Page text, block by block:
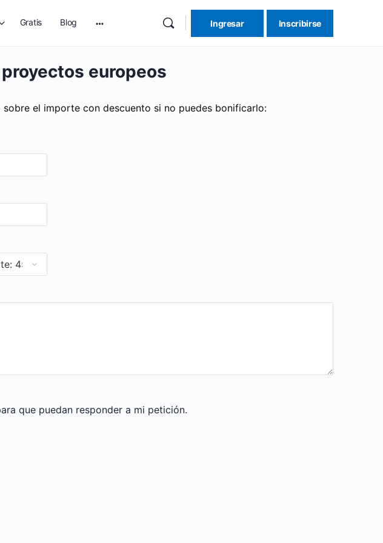
Gratis Blog Ingresar Inscribirse
europeos
el importe con descuento si no puedes bonificarlo:
que puedan responder a mi petición.